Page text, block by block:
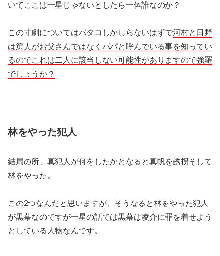
いてここは一星じゃないとしたら一体誰なのか？
この寸劇についてはバタコしかしらないはずで河村と日野
は篤人がお父さんではなくパパと呼んでいる事を知ってい
るのでこれは二人に該当しない可能性がありますので強羅
でしょうか？
林をやった犯人
結局の所、真犯人が何をしたかとなると真帆を誘拐そして
林をやった。
この2つなんだと思いますが、そうなると林をやった犯人
が黒幕なのですが一星の話では黒幕は凌介に罪を着せよう
としている人物なんです。